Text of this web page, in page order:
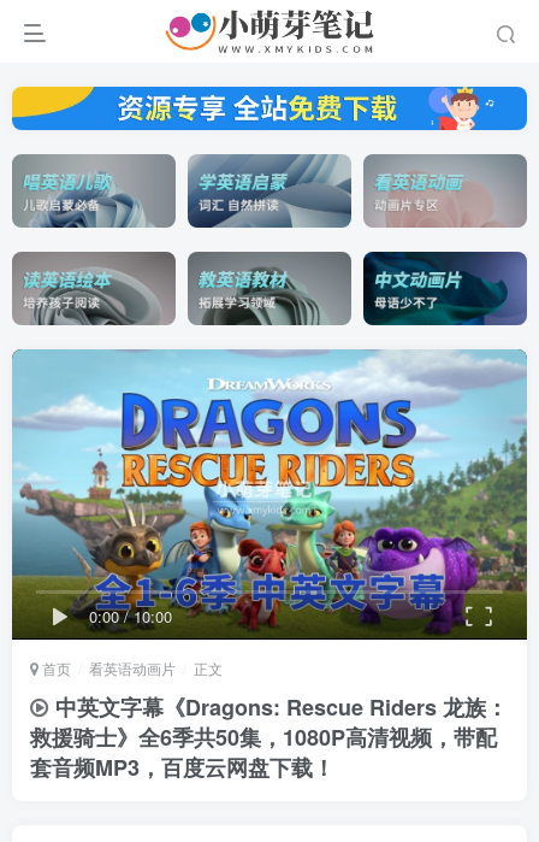
0:00/10:00
首页 看英语动画片 正文
中英文字幕《Dragons: Rescue Riders 龙族：
救援骑士》全6季共50集，1080P高清视频，带配
套音频MP3，百度云网盘下载！